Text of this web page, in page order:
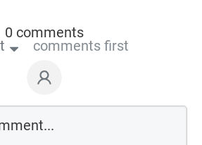
0 comments
comments first